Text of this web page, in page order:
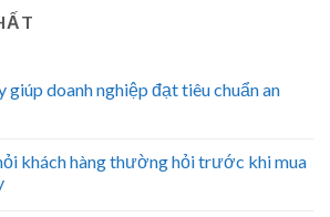
giúp doanh nghiệp đạt tiêu chuẩn an
khách hàng thường hỏi trước khi mua